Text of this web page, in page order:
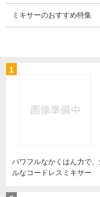
ミキサーのおすすめ特集
1
パワフルなかくはん力で
ルなコードレスミキサー